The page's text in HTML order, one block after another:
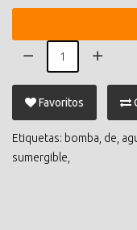
Favoritos
Etiquetas: bomba de
sumergible